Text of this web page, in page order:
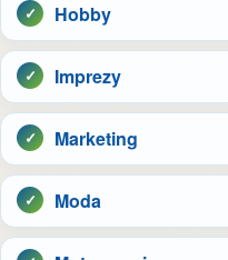
Hobby
Imprezy
Marketing
Moda